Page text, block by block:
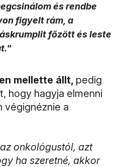
és rendbe
figyelt rám, a
főzött és leste
mellette állt, pedig
hogy hagyja elmenni
végignéznie a
onkológustól, azt
ha szeretné, akkor